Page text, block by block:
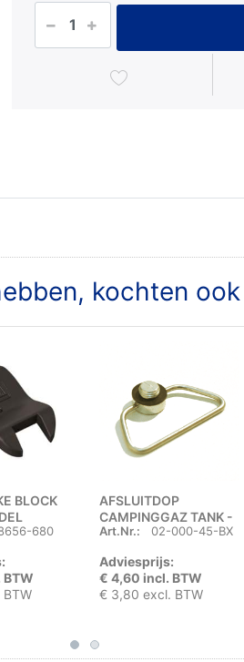
kochten ook
BLOCK
680
AFSLUITDOP
CAMPINGGAZ TANK -
BLIBOX (SIZE 06)
Art.Nr.: 02-000-45-BX
Adviesprijs:
€ 4,60 incl. BTW
€ 3,80 excl. BTW